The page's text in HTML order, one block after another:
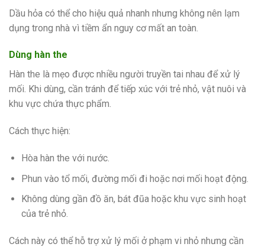
Dầu hỏa có thể cho hiệu quả nhanh nhưng không nên lạm
dụng trong nhà vì tiềm ẩn nguy cơ mất an toàn.
Dùng hàn the
Hàn the là mẹo được nhiều người truyền tai nhau để xử lý
mối. Khi dùng, cần tránh để tiếp xúc với trẻ nhỏ, vật nuôi và
khu vực chứa thực phẩm.
Cách thực hiện:
Hòa hàn the với nước.
Phun vào tổ mối, đường mối đi hoặc nơi mối hoạt động.
Không dùng gần đồ ăn, bát đũa hoặc khu vực sinh hoạt
của trẻ nhỏ.
Cách này có thể hỗ trợ xử lý mối ở phạm vi nhỏ nhưng cần